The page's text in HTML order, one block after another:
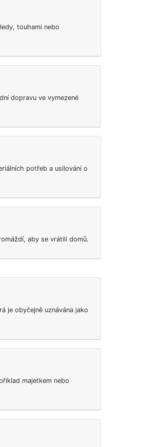
touhami nebo
dopravu ve vymezené
potřeb a usilování o
aby se vrátili domů.
je obyčejně uznávána jako
majetkem nebo